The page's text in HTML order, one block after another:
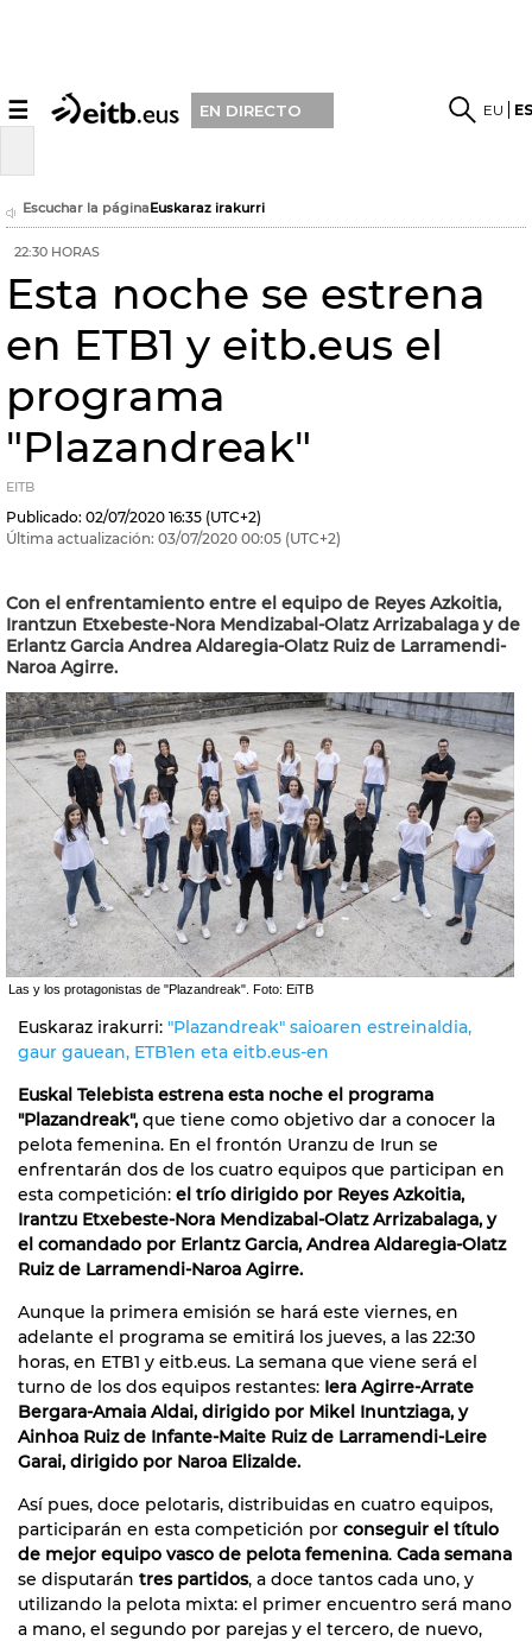
☰ EN DIRECTO EU
Escuchar la páginaEuskaraz irakurri
22:30 HORAS
Esta noche se estrena
en ETB1 y eitb.eus el
programa
"Plazandreak"
EITB
Publicado: 02/07/2020 16:35 (UTC+2)
Última actualización: 03/07/2020 00:05 (UTC+2)
Con el enfrentamiento entre el equipo de Reyes Azkoitia,
Irantzun Etxebeste-Nora Mendizabal-Olatz Arrizabalaga y de
Erlantz Garcia Andrea Aldaregia-Olatz Ruiz de Larramendi-
Naroa Agirre.
Las y los protagonistas de "Plazandreak". Foto: EiTB
Euskaraz irakurri: "Plazandreak" saioaren estreinaldia,
gaur gauean, ETB1en eta eitb.eus-en
Euskal Telebista estrena esta noche el programa
"Plazandreak", que tiene como objetivo dar a conocer la
pelota femenina. En el frontón Uranzu de Irun se
enfrentarán dos de los cuatro equipos que participan en
esta competición: el trío dirigido por Reyes Azkoitia,
Irantzu Etxebeste-Nora Mendizabal-Olatz Arrizabalaga, y
el comandado por Erlantz Garcia, Andrea Aldaregia-Olatz
Ruiz de Larramendi-Naroa Agirre.
Aunque la primera emisión se hará este viernes, en
adelante el programa se emitirá los jueves, a las 22:30
horas, en ETB1 y eitb.eus. La semana que viene será el
turno de los dos equipos restantes: Iera Agirre-Arrate
Bergara-Amaia Aldai, dirigido por Mikel Inuntziaga, y
Ainhoa Ruiz de Infante-Maite Ruiz de Larramendi-Leire
Garai, dirigido por Naroa Elizalde.
Así pues, doce pelotaris, distribuidas en cuatro equipos,
participarán en esta competición por conseguir el título
de mejor equipo vasco de pelota femenina. Cada semana
se disputarán tres partidos, a doce tantos cada uno, y
utilizando la pelota mixta: el primer encuentro será mano
a mano, el segundo por parejas y el tercero, de nuevo,